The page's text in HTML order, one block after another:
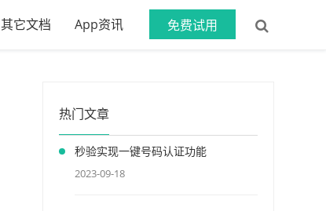
免费试用
其它文档 App资讯
热门文章
秒验实现一键号码认证功能
2023-09-18